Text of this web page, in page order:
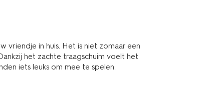
vriendje in huis. Het is niet zomaar een
het zachte traagschuim voelt het
iets leuks om mee te spelen.